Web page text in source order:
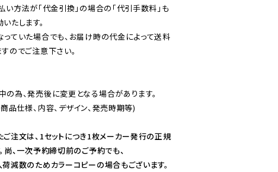
い方法が「代金引換」の場合の「代引手数料」も
ていた場合でも、お届け時の代金によって送料
のでご注意下さい。
為、発売後に変更となる場合があります。
仕様、内容、デザイン、発売時期等)
注文は、1セットにつき1枚メーカー発行の正規
尚、一次予約締切前のご予約でも、
減数のためカラーコピーの場合もございます。